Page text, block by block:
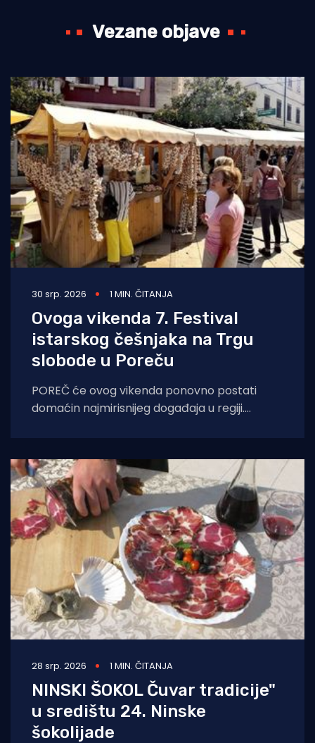
Vezane objave
30 srp. 2026 1 MIN. ČITANJA
Ovoga vikenda 7. Festival
istarskog češnjaka na Trgu
slobode u Poreču
POREČ će ovog vikenda ponovno postati
domaćin najmirisnijeg događaja u regiji.
28 srp. 2026 1 MIN. ČITANJA
NINSKI ŠOKOL Čuvar tradicije"
u središtu 24. Ninske
šokolijade